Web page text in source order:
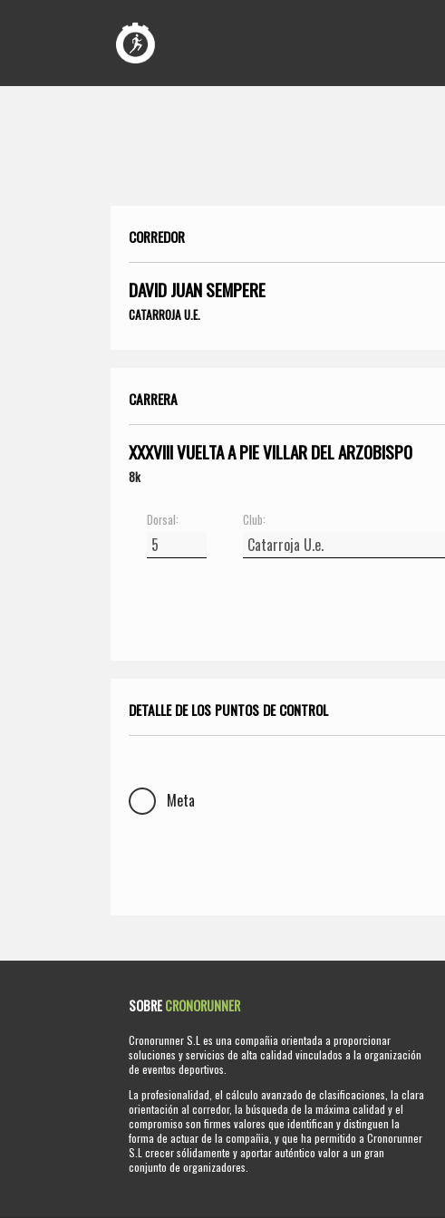
CORREDOR
DAVID JUAN SEMPERE
CATARROJA U.E.
CARRERA
XXXVIII VUELTA A PIE VILLAR DEL ARZOBISPO
8k
Dorsal: Club:
DETALLE DE LOS PUNTOS DE CONTROL
Meta
SOBRECRONORUNNER
Cronorunner S.L es una compañia orientada a proporcionar
soluciones y servicios de alta calidad vinculados a la organización
de eventos deportivos.
La profesionalidad, el cálculo avanzado de clasificaciones, la clara
orientación al corredor, la búsqueda de la máxima calidad y el
compromiso son firmes valores que identifican y distinguen la
forma de actuar de la compañia, y que ha permitido a Cronorunner
S.L crecer sólidamente y aportar auténtico valor a un gran
conjunto de organizadores.